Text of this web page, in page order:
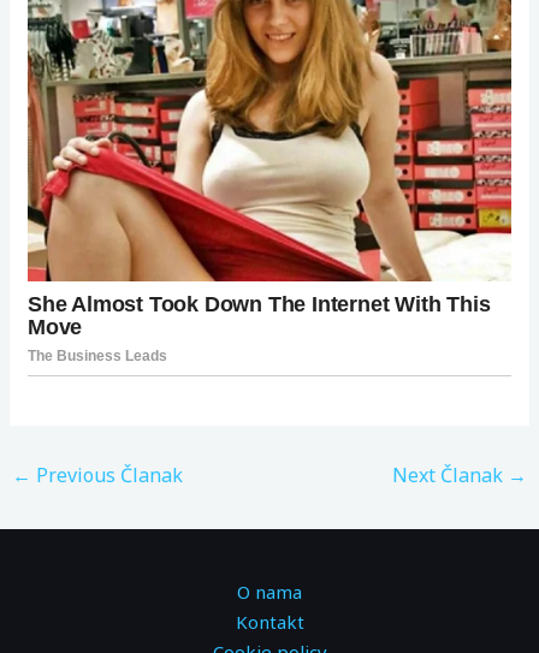
← Previous Članak Next Članak →
O nama
Kontakt